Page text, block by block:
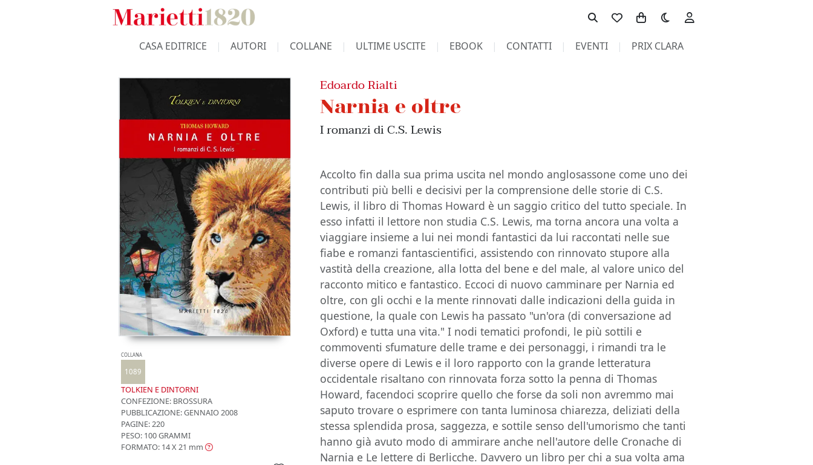
Toggle theme
CASA EDITRICE AUTORI COLLANE ULTIME USCITE EBOOK CONTATTI EVENTI PRIX CLARA
COLLANA
1089
TOLKIEN E DINTORNI
CONFEZIONE: BROSSURA
PUBBLICAZIONE:GENNAIO 2008
PAGINE: 220
PESO: 100 GRAMMI
FORMATO: 14 X 21 mm
Edoardo Rialti
Narnia e oltre
I romanzi di C.S. Lewis
Accolto fin dalla sua prima uscita nel mondo anglosassone come uno dei
contributi più belli e decisivi per la comprensione delle storie di C.S.
Lewis, il libro di Thomas Howard è un saggio critico del tutto speciale. In
esso infatti il lettore non studia C.S. Lewis, ma torna ancora una volta a
viaggiare insieme a lui nei mondi fantastici da lui raccontati nelle sue
fiabe e romanzi fantascientifici, assistendo con rinnovato stupore alla
vastità della creazione, alla lotta del bene e del male, al valore unico del
racconto mitico e fantastico. Eccoci di nuovo camminare per Narnia ed
oltre, con gli occhi e la mente rinnovati dalle indicazioni della guida in
questione, la quale con Lewis ha passato "un'ora (di conversazione ad
Oxford) e tutta una vita." I nodi tematici profondi, le più sottili e
commoventi sfumature delle trame e dei personaggi, i rimandi tra le
diverse opere di Lewis e il loro rapporto con la grande letteratura
occidentale risaltano con rinnovata forza sotto la penna di Thomas
Howard, facendoci scoprire quello che forse da soli non avremmo mai
saputo trovare o esprimere con tanta luminosa chiarezza, deliziati della
stessa splendida prosa, saggezza, e sottile senso dell'umorismo che tanti
hanno già avuto modo di ammirare anche nell'autore delle Cronache di
Narnia e Le lettere di Berlicche. Davvero un libro per chi a sua volta ama